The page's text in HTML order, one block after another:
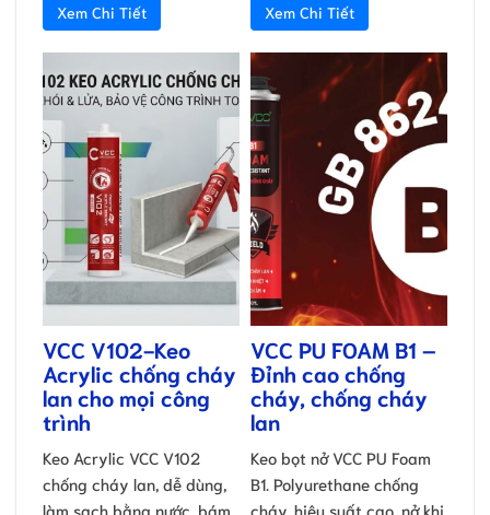
Xem Chi Tiết Xem Chi Tiết
VCC V102-Keo
Acrylic chống cháy
lan cho mọi công
trình
Keo Acrylic VCC V102
chống cháy lan, dễ dùng,
làm sạch bằng nước, bám
VCC PU FOAM B1 –
Đỉnh cao chống
cháy, chống cháy
lan
Keo bọt nở VCC PU Foam
B1. Polyurethane chống
cháy, hiệu suất cao, nở khi